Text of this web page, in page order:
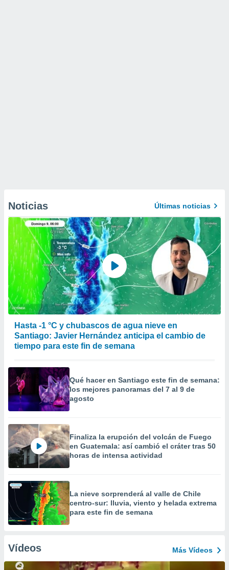
Noticias Últimas noticias
Hasta -1 °C y chubascos de agua nieve en
Santiago: Javier Hernández anticipa el cambio de
tiempo para este fin de semana
Qué hacer en Santiago este fin de semana:
los mejores panoramas del 7 al 9 de
agosto
Finaliza la erupción del volcán de Fuego
en Guatemala: así cambió el cráter tras 50
horas de intensa actividad
La nieve sorprenderá al valle de Chile
centro-sur: lluvia, viento y helada extrema
para este fin de semana
Vídeos Más Vídeos